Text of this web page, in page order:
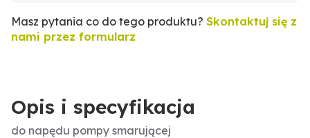
Masz pytania co do tego produktu? Skontaktuj się z
nami przez formularz
Opis i specyfikacja
do napędu pompy smarującej